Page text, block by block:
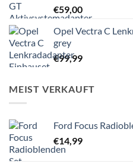
€59,00
Opel Vectra C
grey
€99,99
MEIST VERKAUFT
Ford Focus
€14,99